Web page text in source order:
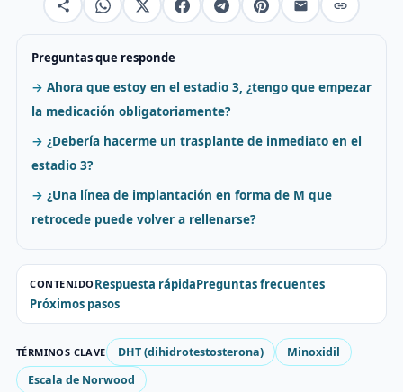
Preguntas que responde
Ahora que estoy en el estadio 3, ¿tengo que empezar
la medicación obligatoriamente?
¿Debería hacerme un trasplante de inmediato en el
estadio 3?
¿Una línea de implantación en forma de M que
retrocede puede volver a rellenarse?
CONTENIDO Respuesta rápidaPreguntas frecuentes
Próximos pasos
TÉRMINOS CLAVE DHT (dihidrotestosterona)
Minoxidil
Escala de Norwood